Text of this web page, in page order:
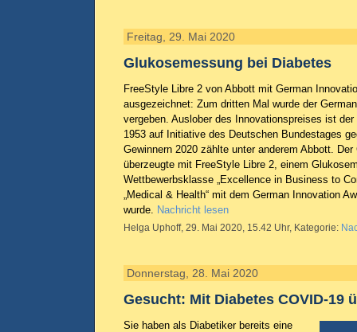
Freitag, 29. Mai 2020
Glukosemessung bei Diabetes
FreeStyle Libre 2 von Abbott mit German
ausgezeichnet: Zum dritten Mal wurde der
vergeben. Auslober des Innovationspreises ist
1953 auf Initiative des Deutschen Bundestages
Gewinnern 2020 zählte unter anderem Abbott.
überzeugte mit FreeStyle Libre 2, einem
Wettbewerbsklasse „Excellence in Business to
„Medical & Health“ mit dem German Innovation
wurde. Nachricht lesen
Helga Uphoff, 29. Mai 2020, 15.42 Uhr, Kategorie:
Donnerstag, 28. Mai 2020
Gesucht: Mit Diabetes COVID-19
Sie haben als Diabetiker bereits eine